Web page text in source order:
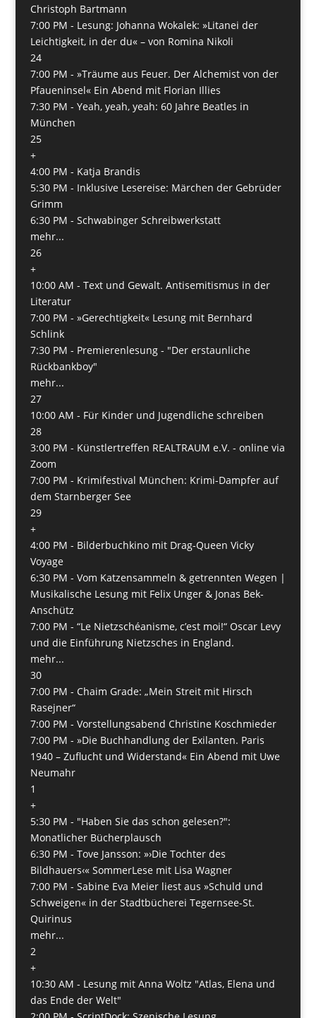
Christoph Bartmann
7:00 PM - Lesung: Johanna Wokalek: »Litanei der
Leichtigkeit, in der du« – von Romina Nikoli
24
7:00 PM - »Träume aus Feuer. Der Alchemist von der
Pfaueninsel« Ein Abend mit Florian Illies
7:30 PM - Yeah, yeah, yeah: 60 Jahre Beatles in
München
25
+
4:00 PM - Katja Brandis
5:30 PM - Inklusive Lesereise: Märchen der Gebrüder
Grimm
6:30 PM - Schwabinger Schreibwerkstatt
mehr...
26
+
10:00 AM - Text und Gewalt. Antisemitismus in der
Literatur
7:00 PM - »Gerechtigkeit« Lesung mit Bernhard
Schlink
7:30 PM - Premierenlesung - "Der erstaunliche
Rückbankboy"
mehr...
27
10:00 AM - Für Kinder und Jugendliche schreiben
28
3:00 PM - Künstlertreffen REALTRAUM e.V. - online via
Zoom
7:00 PM - Krimifestival München: Krimi-Dampfer auf
dem Starnberger See
29
+
4:00 PM - Bilderbuchkino mit Drag-Queen Vicky
Voyage
6:30 PM - Vom Katzensammeln & getrennten Wegen |
Musikalische Lesung mit Felix Unger & Jonas Bek-
Anschütz
7:00 PM - “Le Nietzschéanisme, c’est moi!“ Oscar Levy
und die Einführung Nietzsches in England.
mehr...
30
7:00 PM - Chaim Grade: „Mein Streit mit Hirsch
Rasejner“
7:00 PM - Vorstellungsabend Christine Koschmieder
7:00 PM - »Die Buchhandlung der Exilanten. Paris
1940 – Zuflucht und Widerstand« Ein Abend mit Uwe
Neumahr
1
+
5:30 PM - "Haben Sie das schon gelesen?":
Monatlicher Bücherplausch
6:30 PM - Tove Jansson: »›Die Tochter des
Bildhauers‹« SommerLese mit Lisa Wagner
7:00 PM - Sabine Eva Meier liest aus »Schuld und
Schweigen« in der Stadtbücherei Tegernsee-St.
Quirinus
mehr...
2
+
10:30 AM - Lesung mit Anna Woltz "Atlas, Elena und
das Ende der Welt"